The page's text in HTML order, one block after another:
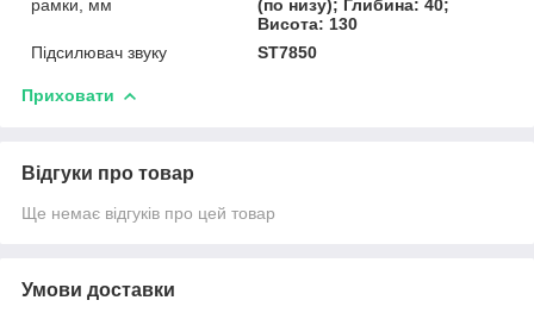
рамки, мм
(по низу); Глибина: 40;
Висота: 130
Підсилювач звуку
ST7850
Приховати
Відгуки про товар
Ще немає відгуків про цей товар
Умови доставки